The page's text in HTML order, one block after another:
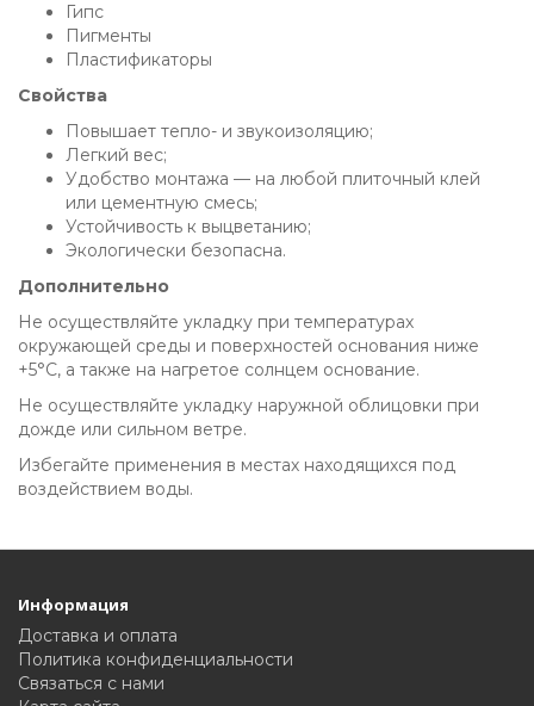
Гипс
Пигменты
Пластификаторы
Свойства
Повышает тепло- и звукоизоляцию;
Легкий вес;
Удобство монтажа — на любой плиточный клей
или цементную смесь;
Устойчивость к выцветанию;
Экологически безопасна.
Дополнительно
Не осуществляйте укладку при температурах
окружающей среды и поверхностей основания ниже
+5°C, а также на нагретое солнцем основание.
Не осуществляйте укладку наружной облицовки при
дожде или сильном ветре.
Избегайте применения в местах находящихся под
воздействием воды.
Информация
Доставка и оплата
Политика конфиденциальности
Связаться с нами